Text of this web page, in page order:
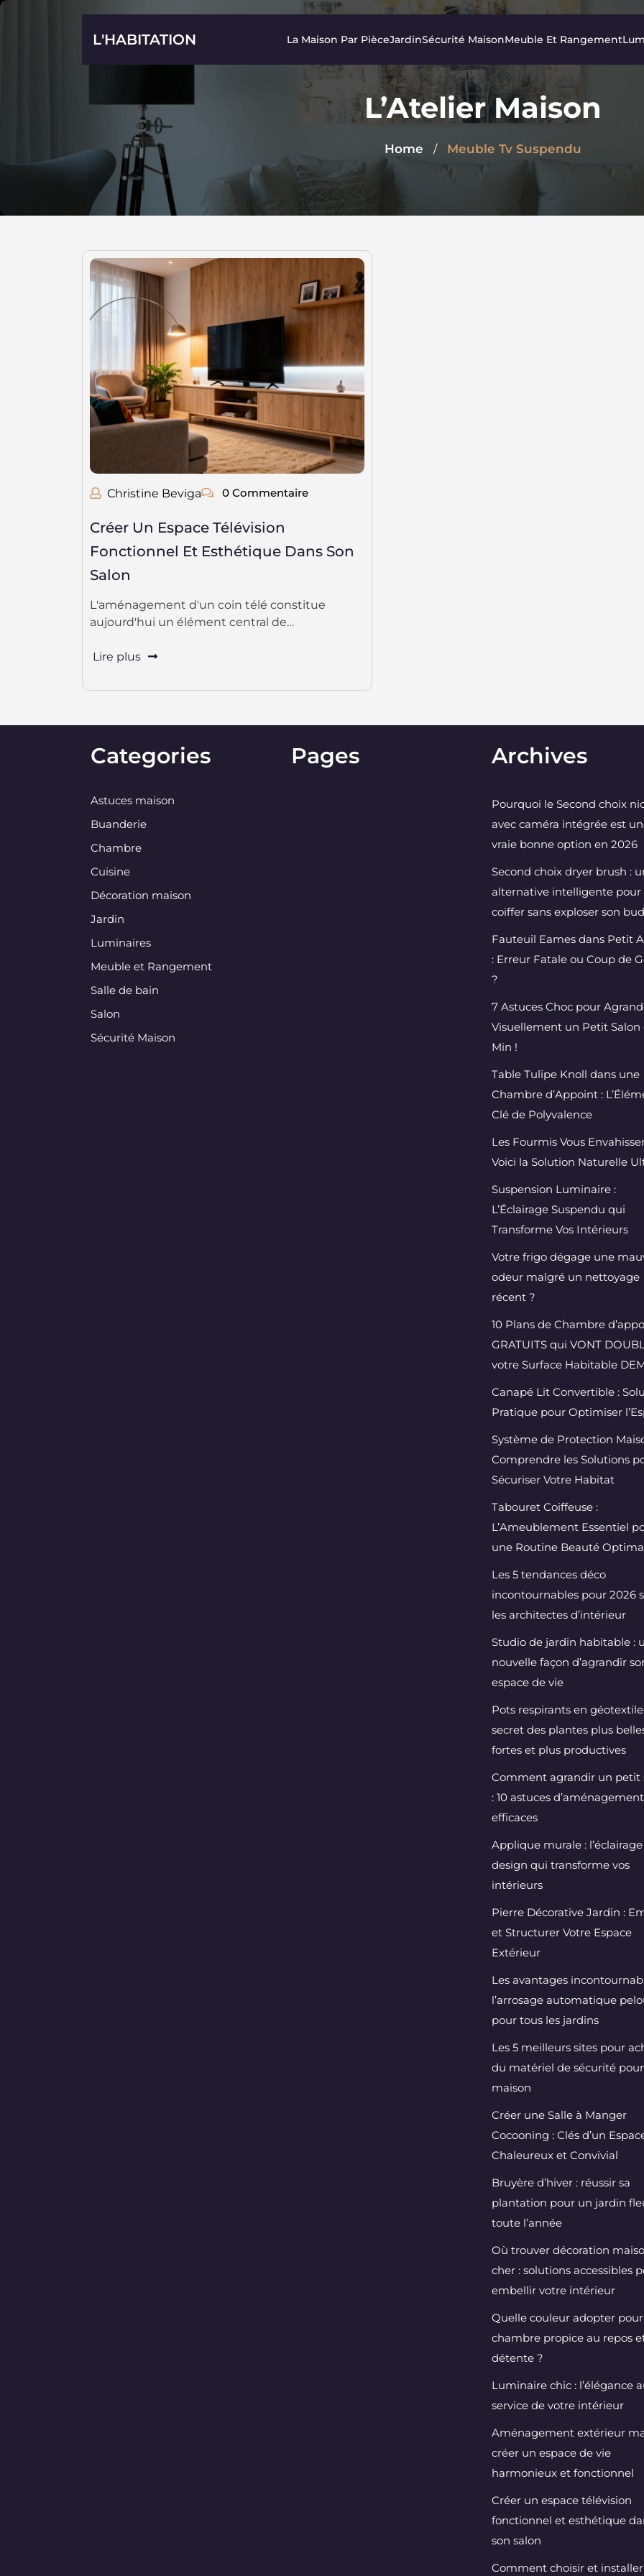
Skip
L'HABITATION La Maison Par PièceJardinSécurité MaisonMeuble Et Rangement
L’Atelier Maison
Home / Meuble Tv Suspendu
Christine Beviga 0 Commentaire
Créer Un Espace Télévision
Fonctionnel Et Esthétique Dans Son
Salon
L'aménagement d'un coin télé constitue
aujourd'hui un élément central de…
Lire plus
Categories
Astuces maison
Buanderie
Chambre
Cuisine
Décoration maison
Jardin
Luminaires
Meuble et Rangement
Salle de bain
Salon
Sécurité Maison
Pages Archives
Pourquoi le Second choix
avec caméra intégrée est
vraie bonne option en 2026
Second choix dryer brush :
alternative intelligente pour
coiffer sans exploser son
Fauteuil Eames dans Petit
: Erreur Fatale ou Coup de
?
7 Astuces Choc pour
Visuellement un Petit Salon
Min !
Table Tulipe Knoll dans une
Chambre d’Appoint :
Clé de Polyvalence
Les Fourmis Vous
Voici la Solution Naturelle
Suspension Luminaire :
L’Éclairage Suspendu qui
Transforme Vos Intérieurs
Votre frigo dégage une
odeur malgré un nettoyage
récent ?
10 Plans de Chambre
GRATUITS qui VONT
votre Surface Habitable
Canapé Lit Convertible :
Pratique pour Optimiser
Système de Protection
Comprendre les Solutions
Sécuriser Votre Habitat
Tabouret Coiffeuse :
L’Ameublement Essentiel
une Routine Beauté
Les 5 tendances déco
incontournables pour 2026
les architectes d’intérieur
Studio de jardin habitable :
nouvelle façon d’agrandir
espace de vie
Pots respirants en géotextile
secret des plantes plus
fortes et plus productives
Comment agrandir un petit
: 10 astuces d’aménagement
efficaces
Applique murale : l’éclairage
design qui transforme vos
intérieurs
Pierre Décorative Jardin :
et Structurer Votre Espace
Extérieur
Les avantages
l’arrosage automatique
pour tous les jardins
Les 5 meilleurs sites pour
du matériel de sécurité
maison
Créer une Salle à Manger
Cocooning : Clés d’un
Chaleureux et Convivial
Bruyère d’hiver : réussir sa
plantation pour un jardin
toute l’année
Où trouver décoration
cher : solutions accessibles
embellir votre intérieur
Quelle couleur adopter
chambre propice au repos
détente ?
Luminaire chic : l’élégance
service de votre intérieur
Aménagement extérieur
créer un espace de vie
harmonieux et fonctionnel
Créer un espace télévision
fonctionnel et esthétique
son salon
Comment choisir et installer